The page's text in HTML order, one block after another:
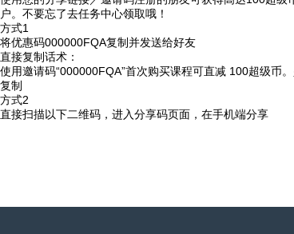
户。不要忘了去任务中心领取哦！
方式1
将优惠码000000FQA复制并发送给好友
直接复制话术：
使用邀请码“000000FQA”首次购买课程可直减 100超级币
复制
方式2
直接扫描以下二维码，进入分享码页面，在手机端分享